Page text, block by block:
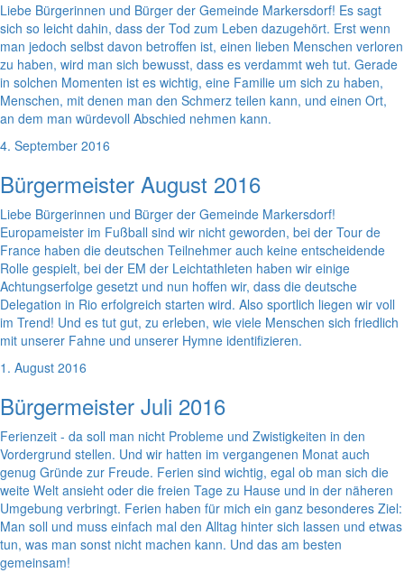
Liebe Bürgerinnen und Bürger der Gemeinde Markersdorf! Es sagt
sich so leicht dahin, dass der Tod zum Leben dazugehört. Erst wenn
man jedoch selbst davon betroffen ist, einen lieben Menschen verloren
zu haben, wird man sich bewusst, dass es verdammt weh tut. Gerade
in solchen Momenten ist es wichtig, eine Familie um sich zu haben,
Menschen, mit denen man den Schmerz teilen kann, und einen Ort,
an dem man würdevoll Abschied nehmen kann.
4. September 2016
Bürgermeister August 2016
Liebe Bürgerinnen und Bürger der Gemeinde Markersdorf!
Europameister im Fußball sind wir nicht geworden, bei der Tour de
France haben die deutschen Teilnehmer auch keine entscheidende
Rolle gespielt, bei der EM der Leichtathleten haben wir einige
Achtungserfolge gesetzt und nun hoffen wir, dass die deutsche
Delegation in Rio erfolgreich starten wird. Also sportlich liegen wir voll
im Trend! Und es tut gut, zu erleben, wie viele Menschen sich friedlich
mit unserer Fahne und unserer Hymne identifizieren.
1. August 2016
Bürgermeister Juli 2016
Ferienzeit - da soll man nicht Probleme und Zwistigkeiten in den
Vordergrund stellen. Und wir hatten im vergangenen Monat auch
genug Gründe zur Freude. Ferien sind wichtig, egal ob man sich die
weite Welt ansieht oder die freien Tage zu Hause und in der näheren
Umgebung verbringt. Ferien haben für mich ein ganz besonderes Ziel:
Man soll und muss einfach mal den Alltag hinter sich lassen und etwas
tun, was man sonst nicht machen kann. Und das am besten
gemeinsam!